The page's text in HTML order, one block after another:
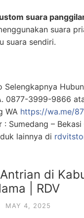
suara
suara
suara sendiri.
Selengkapnya
0877-3999-9866
WA https://wa.me/
: Sumedang – Bekasi
lainnya di
di
| RDV
MAY 4, 2025